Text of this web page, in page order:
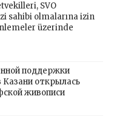
SVO
sahibi olmalarına izin
üzerinde
поддержки
Казани открылась
живописи